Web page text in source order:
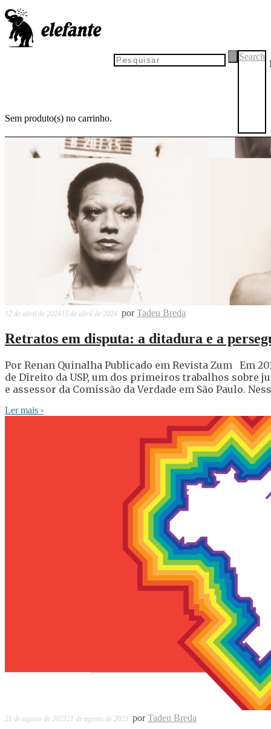
Sem produto(s) no carrinho.
Search
12 de abril de 202415 de abril de 2024 porTadeu Breda
Retratos em disputa: a ditadura e a
Por Renan Quinalha Publicado em Revista Zum Em
de Direito da USP, um dos primeiros trabalhos sobre
e assessor da Comissão da Verdade em São Paulo.
Ler mais ›
21 de agosto de 202321 de agosto de 2023 porTadeu Breda